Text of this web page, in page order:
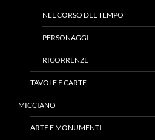
NEL CORSO DEL TEMPO
PERSONAGGI
RICORRENZE
TAVOLE E CARTE
MICCIANO
ARTE E MONUMENTI